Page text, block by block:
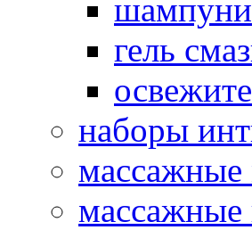
шампуни
гель
наборы
массажные